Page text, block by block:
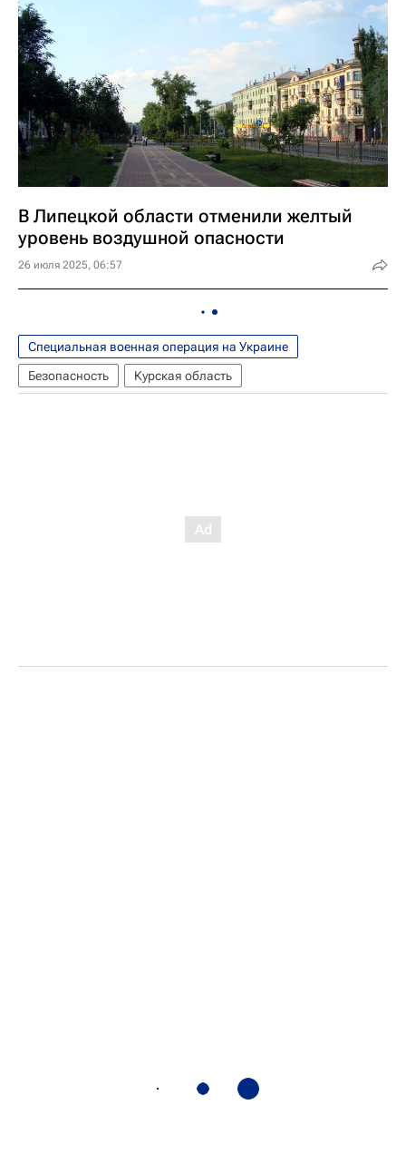
В Липецкой области отменили желтый
уровень воздушной опасности
26 июля 2025, 06:57
Специальная военная операция на Украине
Безопасность
Курская область